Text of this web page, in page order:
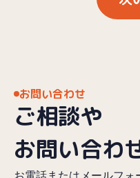
お問い合わせ
ご相談や
お問い合わ
お電話またはメールフォ